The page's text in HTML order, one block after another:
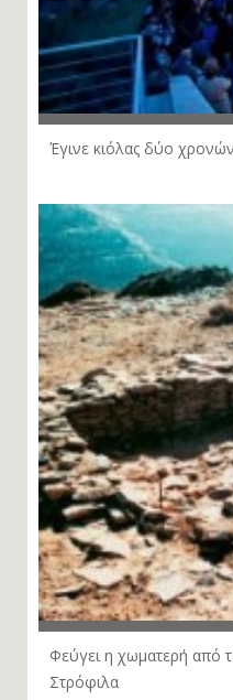
Έγινε κιόλας δύο
Φεύγει η χωματερή από
Στρόφιλα